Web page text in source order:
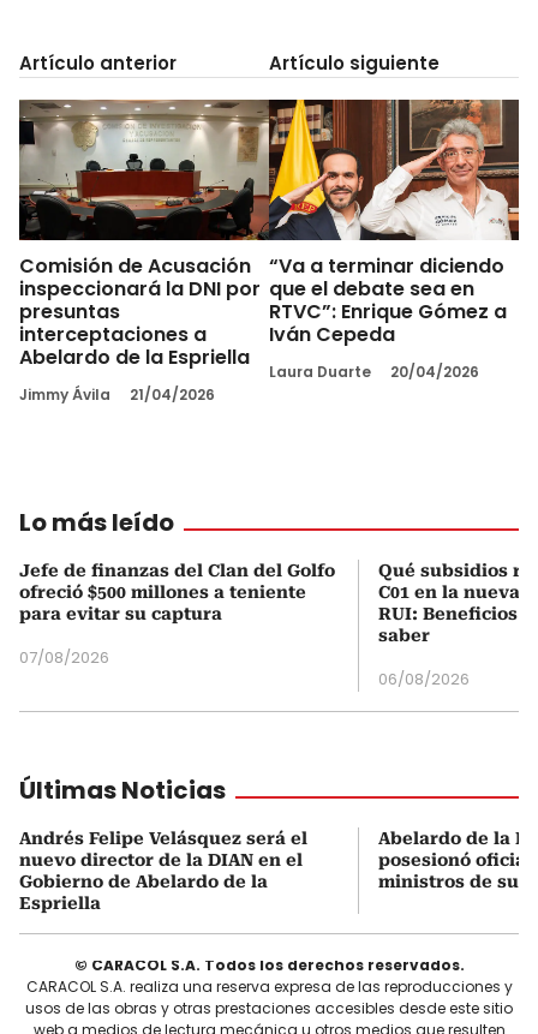
Artículo anterior
Comisión de Acusación
inspeccionará la DNI por
presuntas
interceptaciones a
Abelardo de la Espriella
Jimmy Ávila 21/04/2026
Artículo siguiente
“Va a terminar diciendo
que el debate sea en
RTVC”: Enrique Gómez a
Iván Cepeda
Laura Duarte 20/04/2026
Lo más leído
Jefe de finanzas del Clan del Golfo
ofreció $500 millones a teniente
para evitar su captura
07/08/2026
Qué subsidios
C01 en la nueva
RUI: Beneficios
saber
06/08/2026
Últimas Noticias
Andrés Felipe Velásquez será el
nuevo director de la DIAN en el
Gobierno de Abelardo de la
Espriella
Abelardo de la
posesionó
ministros de su
© CARACOL S.A. Todos los derechos reservados.
CARACOL S.A. realiza una reserva expresa de las reproducciones y
usos de las obras y otras prestaciones accesibles desde este sitio
web a medios de lectura mecánica u otros medios que resulten